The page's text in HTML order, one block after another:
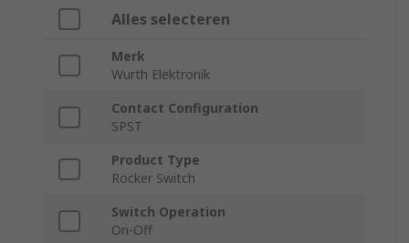
Alles selecteren
Merk
Wurth Elektronik
Contact Configuration
SPST
Product Type
Rocker Switch
Switch Operation
On-Off